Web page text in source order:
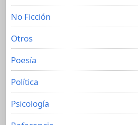
No Ficción
Otros
Poesía
Política
Psicología